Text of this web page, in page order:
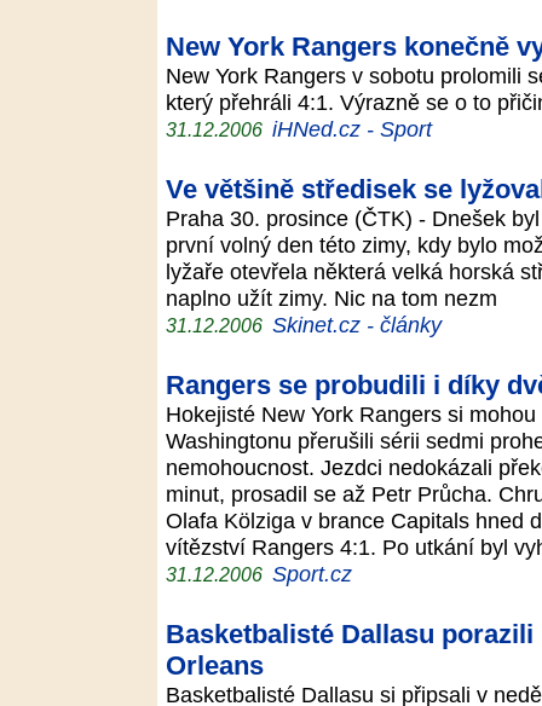
New York Rangers konečně
New York Rangers v sobotu prolomili
který přehráli 4:1. Výrazně se o to
31.12.2006 iHNed.cz - Sport
Ve většině středisek se
Praha 30. prosince (ČTK) - Dnešek
první volný den této zimy, kdy bylo
lyžaře otevřela některá velká horská
naplno užít zimy. Nic na tom nezm
31.12.2006 Skinet.cz - články
Rangers se probudili i díky
Hokejisté New York Rangers si
Washingtonu přerušili sérii sedmi
nemohoucnost. Jezdci nedokázali
minut, prosadil se až Petr Průcha.
Olafa Kölziga v brance Capitals hned
vítězství Rangers 4:1. Po utkání byl
31.12.2006 Sport.cz
Basketbalisté Dallasu porazili
Orleans
Basketbalisté Dallasu si připsali v